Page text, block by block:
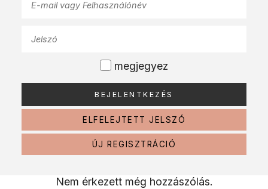
megjegyez
ELFELEJTETT JELSZÓ
ÚJ REGISZTRÁCIÓ
Nem érkezett még hozzászólás.